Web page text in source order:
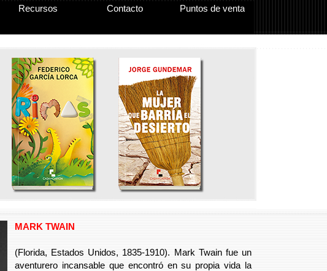
Recursos Contacto Puntos de venta
MARK TWAIN
(Florida, Estados Unidos, 1835-1910). Mark Twain fue un
aventurero incansable que encontró en su propia vida la